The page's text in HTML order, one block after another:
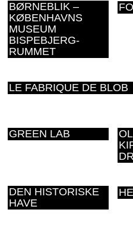
BØRNEBLIK –
KØBENHAVNS
MUSEUM
BISPEBJERG-
RUMMET
LE FABRIQUE DE BLOB
GREEN LAB
DEN HISTORISKE
HAVE